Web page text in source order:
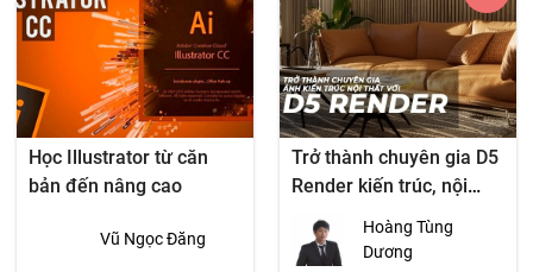
Học Illustrator từ căn
bản đến nâng cao
Vũ Ngọc Đăng
Trở thành chuyên gia D5
Render kiến trúc, nội
thất (Render cho 3DS
Max – Sketchup)
Hoàng Tùng
Dương